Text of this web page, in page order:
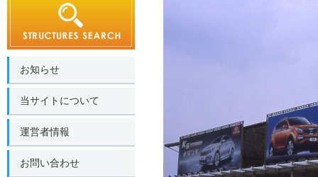
お知らせ
当サイトについて
運営者情報
お問い合わせ